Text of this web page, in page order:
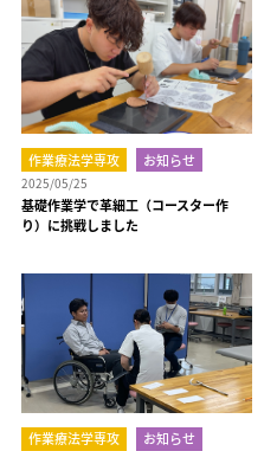
作業療法学専攻 お知らせ
2025/05/25
基礎作業学で革細工（コースター作
り）に挑戦しました
作業療法学専攻 お知らせ